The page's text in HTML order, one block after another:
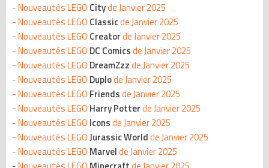
-Nouveautés LEGO Cityde Janvier 2025
-Nouveautés LEGO Classicde Janvier 2025
-Nouveautés LEGO Creatorde Janvier 2025
-Nouveautés LEGO DC Comicsde Janvier 2025
- Nouveautés LEGO DreamZzzde Janvier 2025
-Nouveautés LEGO Duplode Janvier 2025
-Nouveautés LEGO Friendsde Janvier 2025
-Nouveautés LEGO Harry Potterde Janvier 2025
-Nouveautés LEGO Iconsde Janvier 2025
-Nouveautés LEGOJurassic Worldde Janvier 2025
-Nouveautés LEGO Marvelde Janvier 2025